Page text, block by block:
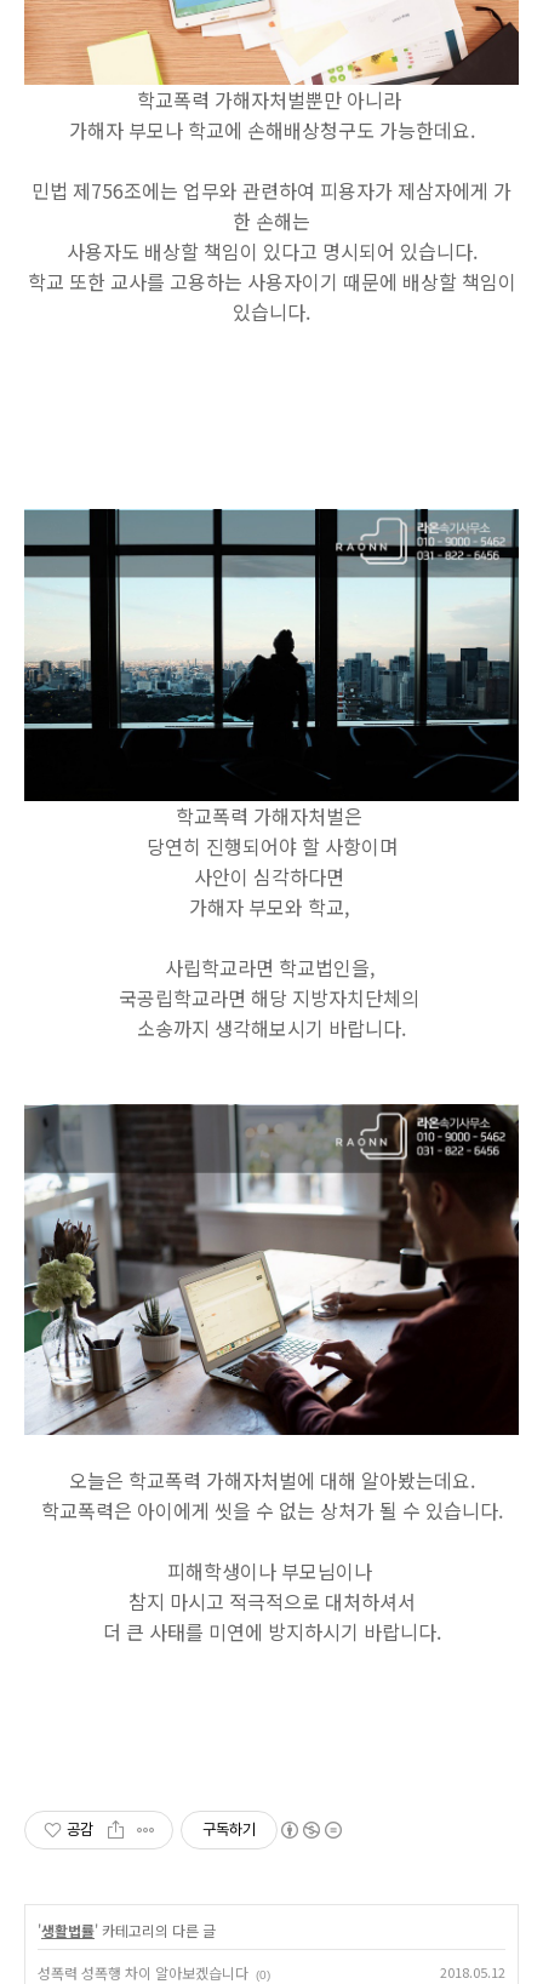
학교폭력 가해자처벌뿐만 아니라
가해자 부모나 학교에 손해배상청구도 가능한데요.
민법 제756조에는 업무와 관련하여 피용자가 제삼자에게 가
한 손해는
사용자도 배상할 책임이 있다고 명시되어 있습니다.
학교 또한 교사를 고용하는 사용자이기 때문에 배상할 책임이
있습니다.
학교폭력 가해자처벌은
당연히 진행되어야 할 사항이며
사안이 심각하다면
가해자 부모와 학교,
사립학교라면 학교법인을,
국공립학교라면 해당 지방자치단체의
소송까지 생각해보시기 바랍니다.
오늘은 학교폭력 가해자처벌에 대해 알아봤는데요.
학교폭력은 아이에게 씻을 수 없는 상처가 될 수 있습니다.
피해학생이나 부모님이나
참지 마시고 적극적으로 대처하셔서
더 큰 사태를 미연에 방지하시기 바랍니다.
공감 구독하기
'생활법률' 카테고리의 다른 글
성폭력 성폭행 차이 알아보겠습니다 (0) 2018.05.12